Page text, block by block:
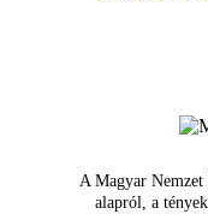
A Magyar
alapról, a